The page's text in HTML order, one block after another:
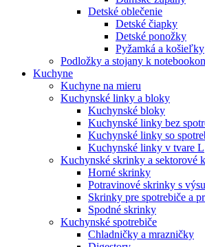
Detské oblečenie
Detské čiapky
Detské ponožky
Pyžamká a košieľky
Podložky a stojany k
Kuchyne
Kuchyne na mieru
Kuchynské linky a bloky
Kuchynské bloky
Kuchynské linky bez
Kuchynské linky so
Kuchynské linky v tvare L
Kuchynské skrinky a sektorové
Horné skrinky
Potravinové skrinky s
Skrinky pre spotrebiče a
Spodné skrinky
Kuchynské spotrebiče
Chladničky a mrazničky